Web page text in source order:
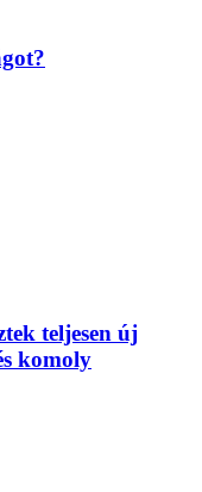
teljesen új
komoly